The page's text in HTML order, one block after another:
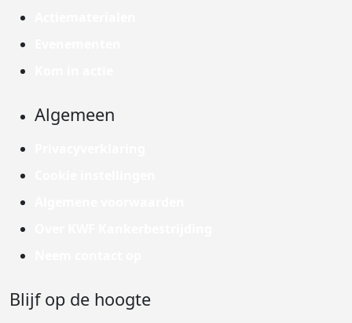
Algemeen
Blijf op de hoogte